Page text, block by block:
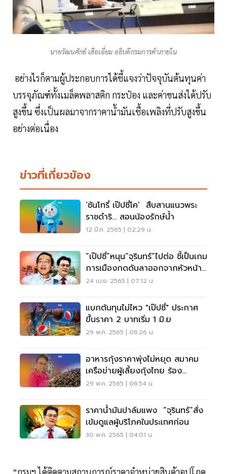
นายวัฒนศักย์ เสือเอี่ยม อธิบดีกรมการค้าภายใน
อย่างไรก็ตามผู้ประกอบการได้ชี้แจงว่าปัจจุบันต้นทุนค่า
บรรจุภัณฑ์ทั้งเมล็ดพลาสติก กระป๋อง และค่าขนส่งได้ปรับ
สูงขึ้น ซึ่งเป็นผลมาจากราคาน้ำมันเชื้อเพลิงที่ปรับสูงขึ้น
อย่างต่อเนื่อง
ข่าวที่เกี่ยวข้อง
‘ซันโทรี่ เป๊ปซี่โค’ สืบสานแนวพระ
ราชดำริ... สอนน้องรักษ์น้ำ
12 มี.ค. 2565 | 02:29 น.
“เป๊ปซี่”หนุน“จุรินทร์”ไปต่อ ชี้เป็นเกม
การเมืองกดดันลาออกจากหัวหน้า
ปชป.
24 เม.ย. 2565 | 07:12 น.
แบกต้นทุนไม่ไหว "เป๊ปซี่" ประกาศ
ขึ้นราคา 2 บาทเริ่ม 1 มิ.ย
29 พ.ค. 2565 | 06:26 น.
อาหารกุ้งราคาพุ่งไม่หยุด สมาคม
เครือข่ายผู้เลี้ยงกุ้งไทย ร้อง
พาณิชย์ช่วย
29 พ.ค. 2565 | 06:54 น.
ราคาน้ำมันปาล์มแพง “จุรินทร์”สั่ง
เข้มดูแลผู้บริโภคในประเทศก่อน
30 พ.ค. 2565 | 04:01 น.
“กรมฯ ได้ติดตามสถานการณ์ราคาจำหน่ายสินค้าอุปโภค